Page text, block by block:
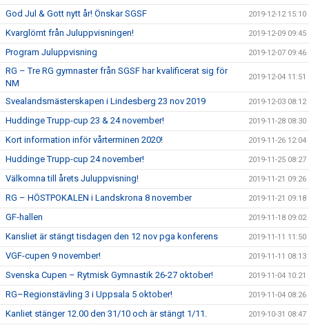
God Jul & Gott nytt år! Önskar SGSF 2019-12-12 15:10
Kvarglömt från Juluppvisningen! 2019-12-09 09:45
Program Juluppvisning 2019-12-07 09:46
RG – Tre RG gymnaster från SGSF har kvalificerat sig för
NM
2019-12-04 11:51
Svealandsmästerskapen i Lindesberg 23 nov 2019 2019-12-03 08:12
Huddinge Trupp-cup 23 & 24 november! 2019-11-28 08:30
Kort information inför vårterminen 2020! 2019-11-26 12:04
Huddinge Trupp-cup 24 november! 2019-11-25 08:27
Välkomna till årets Juluppvisning! 2019-11-21 09:26
RG – HÖSTPOKALEN i Landskrona 8 november 2019-11-21 09:18
GF-hallen 2019-11-18 09:02
Kansliet är stängt tisdagen den 12 nov pga konferens 2019-11-11 11:50
VGF-cupen 9 november! 2019-11-11 08:13
Svenska Cupen – Rytmisk Gymnastik 26-27 oktober! 2019-11-04 10:21
RG–Regionstävling 3 i Uppsala 5 oktober! 2019-11-04 08:26
Kanliet stänger 12.00 den 31/10 och är stängt 1/11. 2019-10-31 08:47